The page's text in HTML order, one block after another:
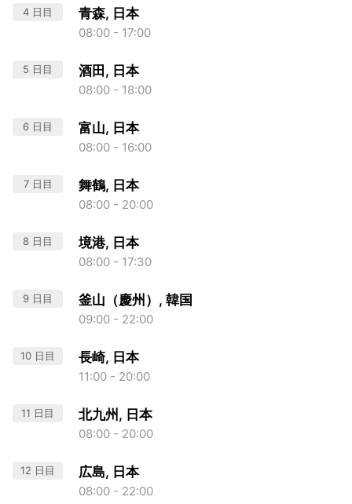
4 日目 青森, 日本
08:00 - 17:00
5 日目 酒田, 日本
08:00 - 18:00
6 日目 富山, 日本
08:00 - 16:00
7 日目 舞鶴, 日本
08:00 - 20:00
8 日目 境港, 日本
08:00 - 17:30
9 日目 釜山（慶州）, 韓国
09:00 - 22:00
10 日目 長崎, 日本
11:00 - 20:00
11 日目 北九州, 日本
08:00 - 20:00
12 日目 広島, 日本
08:00 - 22:00